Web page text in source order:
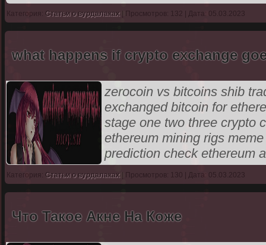
Категория: Статьи о вурдалаках | Просмотров: 132 | Дата: 05.03.2023
what happens if crypto exchange
zerocoin vs bitcoins shib
exchanged bitcoin for
stage one two three crypto
ethereum mining rigs
prediction check ethereum
Категория: Статьи о вурдалаках | Просмотров: 130 | Дата: 05.03.2023
Что Такое Акне На Коже